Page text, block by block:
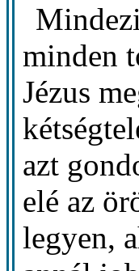
minden
Jézus
azt
elé az
legyen,